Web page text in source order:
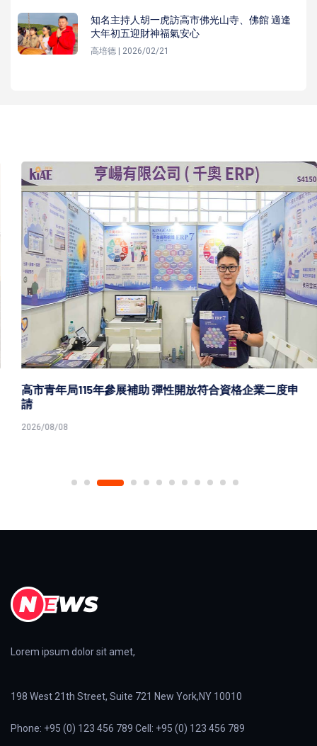
知名主持人胡一虎訪高市佛光山寺、佛館 適逢
大年初五迎財神福氣安心
高培德 | 2026/02/21
高市青年局115年參展補助 彈性開放符合資格企業二度申
請
2026/08/08
Lorem ipsum dolor sit amet,
198 West 21th Street, Suite 721 New York,NY 10010
Phone: +95 (0) 123 456 789 Cell: +95 (0) 123 456 789